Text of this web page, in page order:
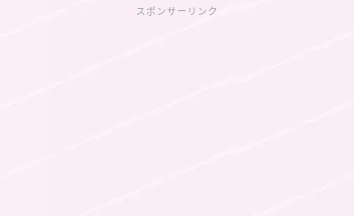
スポンサーリンク